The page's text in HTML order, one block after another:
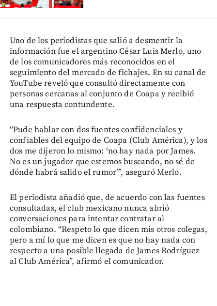
Uno de los periodistas que salió a desmentir la
información fue el argentino César Luis Merlo, uno
de los comunicadores más reconocidos en el
seguimiento del mercado de fichajes. En su canal de
YouTube reveló que consultó directamente con
personas cercanas al conjunto de Coapa y recibió
una respuesta contundente.
“Pude hablar con dos fuentes confidenciales y
confiables del equipo de Coapa (Club América), y los
dos me dijeron lo mismo: ‘no hay nada por James.
No es un jugador que estemos buscando, no sé de
dónde habrá salido el rumor’”, aseguró Merlo.
El periodista añadió que, de acuerdo con las fuentes
consultadas, el club mexicano nunca abrió
conversaciones para intentar contratar al
colombiano. “Respeto lo que dicen mis otros colegas,
pero a mí lo que me dicen es que no hay nada con
respecto a una posible llegada de James Rodríguez
al Club América”, afirmó el comunicador.